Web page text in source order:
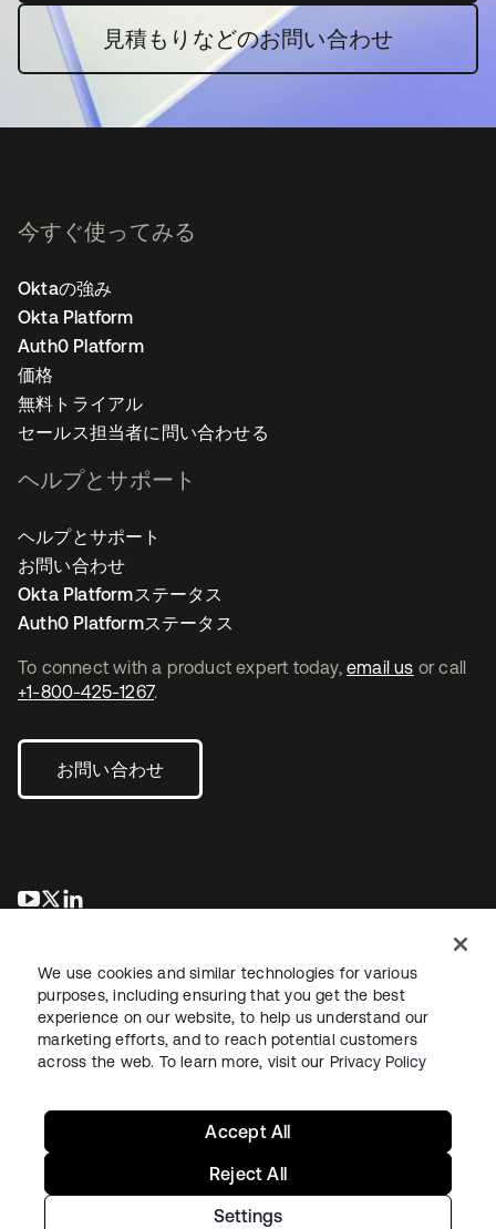
見積もりなどのお問い合わせ
To connect with a product expert today, email us or call
+1-800-425-1267.
お問い合わせ
新しいタブで開く
新しいタブで開く
今すぐ使ってみる
Oktaの強み
Okta Platform
Auth0 Platform
価格
無料トライアル
セールス担当者に問い合わせる
ヘルプとサポート
ヘルプとサポート
お問い合わせ
Okta Platformステータス
Auth0 Platformステータス
法務プライバシーポリシーサイト利用規約セキュリティ
We use cookies and similar technologies for various
purposes, including ensuring that you get the best
experience on our website, to help us understand our
marketing efforts, and to reach potential customers
across the web. To learn more, visit our Privacy Policy
Settings
Reject All
Accept All